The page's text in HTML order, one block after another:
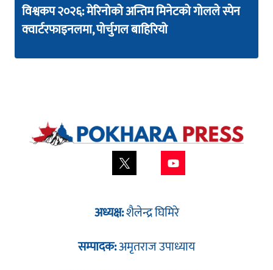
विश्वकप २०२६: मेरिनोको अन्तिम मिनेटको गोलले स्पेन
क्वार्टरफाइनलमा, पोर्चुगल बाहिरियो
अध्यक्ष:शैलेन्द्र घिमिरे
सम्पादक:अमृतराज उपाध्याय